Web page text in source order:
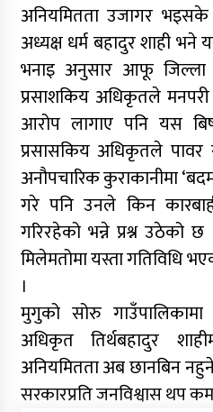
अनियमितता उजागर
अध्यक्ष धर्म बहादुर शाही
भनाइ अनुसार आफू जिल्ला
प्रसाशकिय अधिकृतले
आरोप लागाए पनि यस
प्रसासकिय अधिकृतले
अनौपचारिक कुराकानीमा
गरे पनि उनले किन
गरिरहेको भन्ने प्रश्न उठेको
मिलेमतोमा यस्ता गतिविधि
।
मुगुको सोरु गाउँपालिकामा
अधिकृत तिर्थबहादुर
अनियमितता अब छानबिन
सरकारप्रति जनविश्वास थप